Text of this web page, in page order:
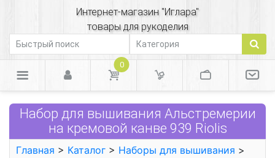
Интернет-магазин "Иглара"
товары для рукоделия
0
Набор для вышивания Альстремерии
на кремовой канве 939 Riolis
Главная > Каталог > Наборы для вышивания >